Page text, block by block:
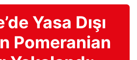
Yasa Dışı
Pomeranian